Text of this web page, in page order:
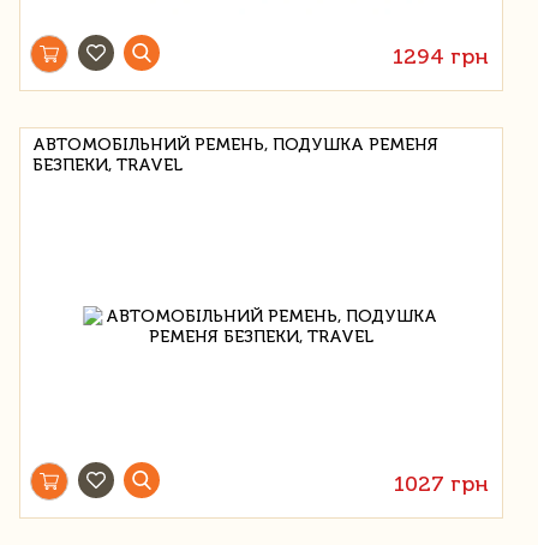
1294 грн
АВТОМОБІЛЬНИЙ РЕМЕНЬ, ПОДУШКА РЕМЕНЯ
БЕЗПЕКИ, TRAVEL
1027 грн